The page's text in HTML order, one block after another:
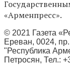
«Арменпресс».
© 2021 Газета
Ереван, 0024,
"Республика
Петросян, Тел.: